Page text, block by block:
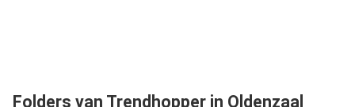
Folders van Trendhopper in Oldenzaal